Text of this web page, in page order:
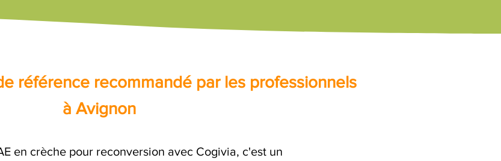
référence recommandé par les professionnels
à Avignon
en crèche pour reconversion avec Cogivia, c'est un